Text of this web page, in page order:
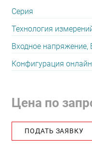
Серия
Технология
Входное напряжение,
Конфигурация онлайн
Цена по
ПОДАТЬ ЗАЯВКУ